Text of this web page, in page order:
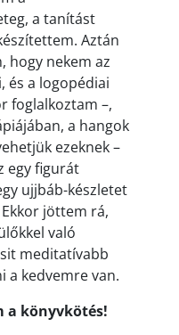
a tanítást
Aztán
hogy nekem az
és a logopédiai
foglalkoztam –,
a hangok
ezeknek –
egy figurát
ujjbáb-készletet
jöttem rá,
való
meditatívabb
a kedvemre van.
a könyvkötés!